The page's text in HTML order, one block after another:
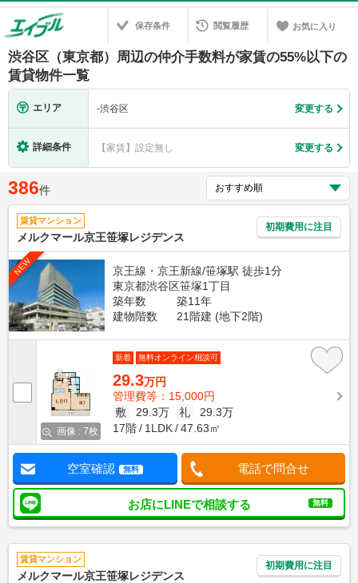
保存条件 閲覧履歴 お気に入り
渋谷区（東京都）周辺の仲介手数料が家賃の55%以下の
賃貸物件一覧
エリア -渋谷区 変更する
詳細条件 【家賃】設定無し 変更する
386件
賃貸マンション
メルクマール京王笹塚レジデンス
初期費用に注目
NEW
京王線・京王新線/笹塚駅 徒歩1分
東京都渋谷区笹塚1丁目
築年数
築11年
建物階数
21階建 (地下2階)
画像 : 7枚
新着 無料オンライン相談可
29.3万円
管理費等：15,000円
敷
29.3万 礼
29.3万
17階
1LDK 47.63㎡
空室確認 無料 電話で問合せ
お店にLINEで相談する 無料
賃貸マンション
メルクマール京王笹塚レジデンス
初期費用に注目